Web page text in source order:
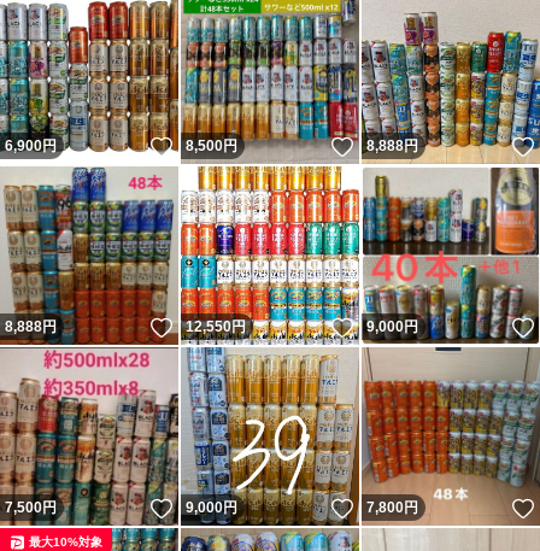
6,900円 いいね！
8,500円 いいね！
8,888円
8,888円 いいね！
12,550円 いいね！
9,000円
7,500円 いいね！
9,000円 いいね！
7,800円
最大10%対象